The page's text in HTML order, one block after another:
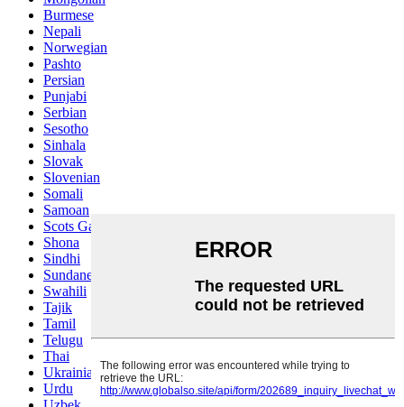
Burmese
Nepali
Norwegian
Pashto
Persian
Punjabi
Serbian
Sesotho
Sinhala
Slovak
Slovenian
Somali
Samoan
Scots Gaelic
Shona
Sindhi
Sundanese
Swahili
Tajik
Tamil
Telugu
Thai
Ukrainian
Urdu